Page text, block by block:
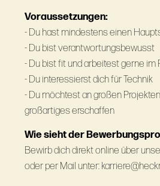
Voraussetzungen:
- Du hast mindestens einen
- Du bist verantwortungsbewusst
- Du bist fit und arbeitest gerne im
- Du interessierst dich für Technik
- Du möchtest an großen
großartiges erschaffen
Wie sieht der
Bewirb dich direkt online über
oder per Mail unter: